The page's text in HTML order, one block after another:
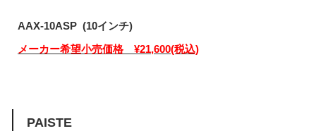
AAX-10ASP (10インチ)
メーカー希望小売価格 ¥21,600(税込)
PAISTE